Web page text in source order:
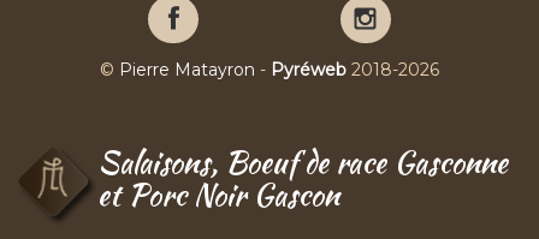
Pierre
sur
Pierre
sur
© Pierre Matayron - Pyréweb2018-2026
Salaisons, Boeuf de race Gasconne
et Porc Noir Gascon